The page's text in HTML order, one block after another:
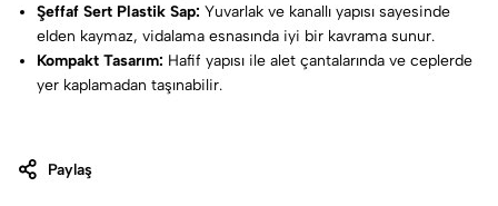
Şeffaf Sert Plastik Sap: Yuvarlak ve kanallı yapısı sayesinde
elden kaymaz, vidalama esnasında iyi bir kavrama sunur.
Kompakt Tasarım: Hafif yapısı ile alet çantalarında ve ceplerde
yer kaplamadan taşınabilir.
Paylaş